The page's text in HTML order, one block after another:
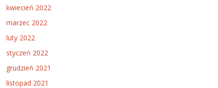
kwiecień 2022
marzec 2022
luty 2022
styczeń 2022
grudzień 2021
listopad 2021